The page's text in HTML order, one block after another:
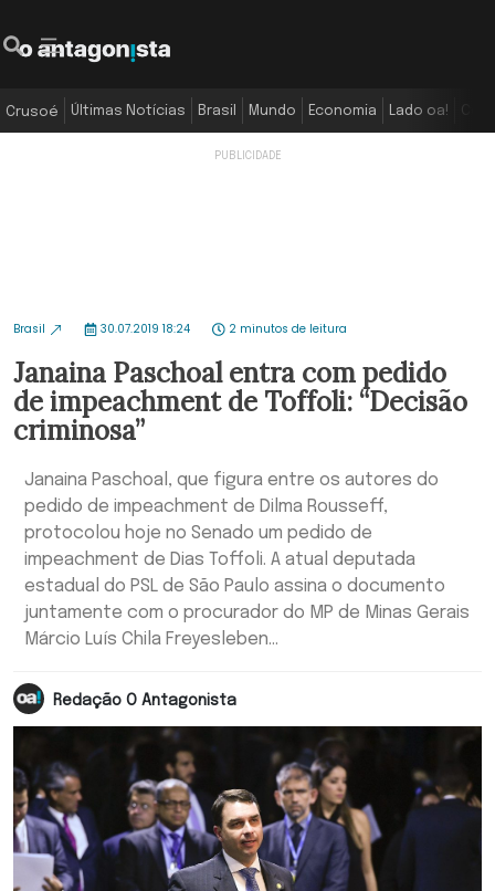
Crusoé Últimas Notícias Brasil Mundo Economia Lado oa!
Brasil 30.07.2019 18:24 2 minutos de leitura
Janaina Paschoal entra com pedido
de impeachment de Toffoli: “Decisão
criminosa”
Janaina Paschoal, que figura entre os autores do
pedido de impeachment de Dilma Rousseff,
protocolou hoje no Senado um pedido de
impeachment de Dias Toffoli. A atual deputada
estadual do PSL de São Paulo assina o documento
juntamente com o procurador do MP de Minas Gerais
Márcio Luís Chila Freyesleben...
Redação O Antagonista